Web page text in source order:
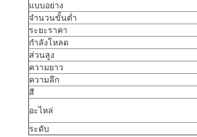
แบบอย่าง
จำนวนขั้นต่ำ
ระยะราคา
กำลังโหลด
ส่วนสูง
ความยาว
ความลึก
สี
อะไหล่
ระดับ